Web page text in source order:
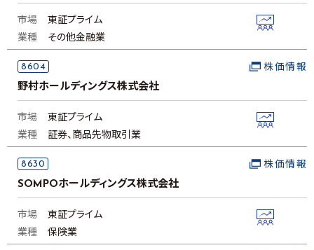
市場
東証プライム
業種
その他金融業
8604
野村ホールディングス株式会社
株価情報
市場
東証プライム
業種
証券、商品先物取引業
8630
SOMPOホールディングス株式会社
株価情報
市場
東証プライム
業種
保険業